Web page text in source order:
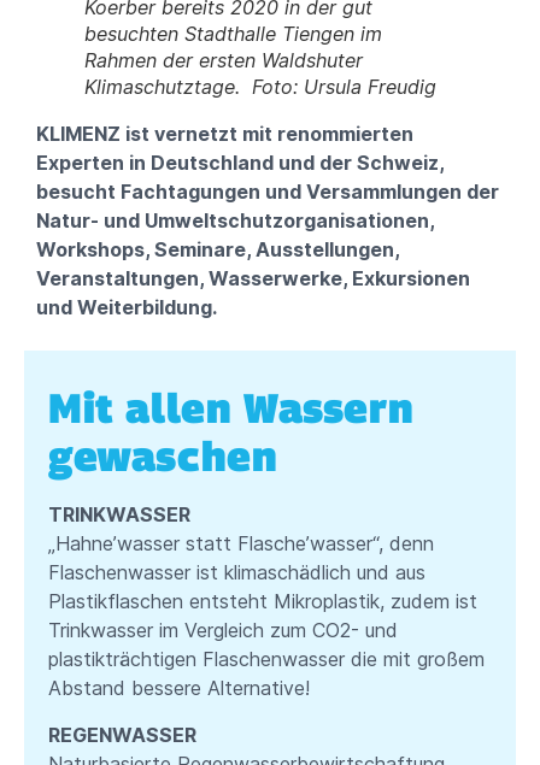
Koerber bereits 2020 in der gut
besuchten Stadthalle Tiengen im
Rahmen der ersten Waldshuter
Klimaschutztage. Foto: Ursula Freudig
KLIMENZ ist vernetzt mit renommierten
Experten in Deutschland und der Schweiz,
besucht Fachtagungen und Versammlungen der
Natur- und Umweltschutzorganisationen,
Workshops, Seminare, Ausstellungen,
Veranstaltungen, Wasserwerke, Exkursionen
und Weiterbildung.
Mit allen Wassern
gewaschen
TRINKWASSER
„Hahne’wasser statt Flasche’wasser“, denn
Flaschenwasser ist klimaschädlich und aus
Plastikflaschen entsteht Mikroplastik, zudem ist
Trinkwasser im Vergleich zum CO2- und
plastikträchtigen Flaschenwasser die mit großem
Abstand bessere Alternative!
REGENWASSER